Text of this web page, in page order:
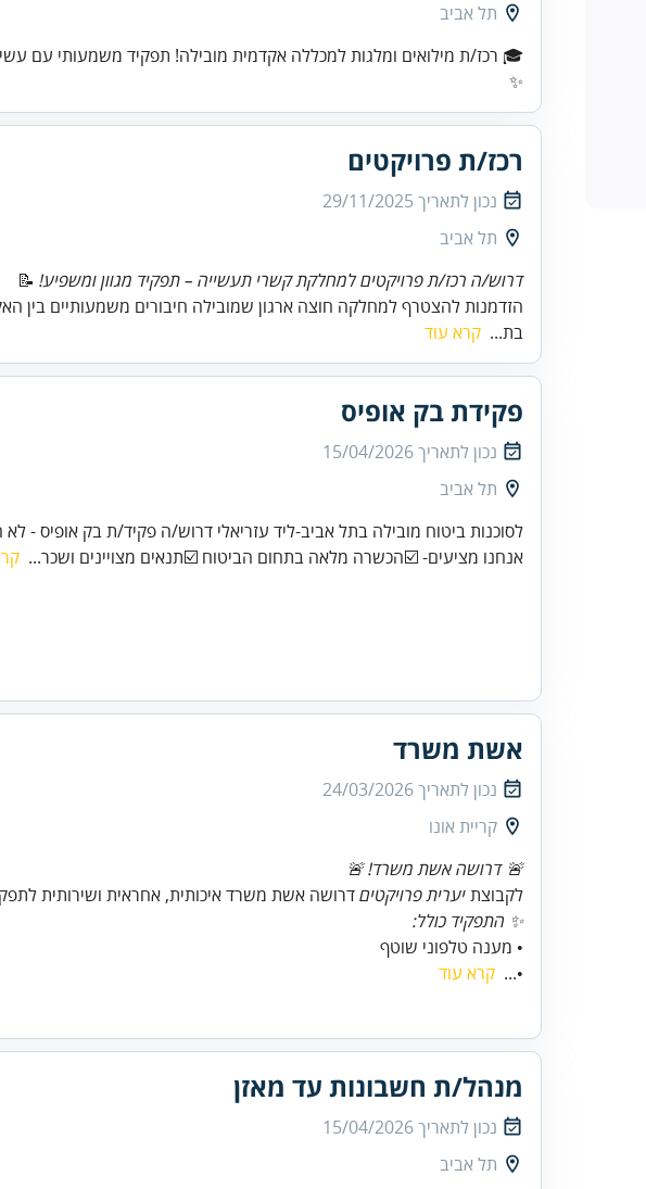
תל אביב
🎓 רכז/ת מילואים ומלגות למכללה אקדמית מובילה! תפקיד משמעותי עם
✨
רכז/ת פרויקטים
נכון לתאריך29/11/2025
תל אביב
דרוש/ה רכז/ת פרויקטים למחלקת קשרי תעשייה – תפקיד מגוון ומשפיע! 📝
הזדמנות להצטרף למחלקה חוצה ארגון שמובילה חיבורים משמעותיים בין
בת... קרא עוד
פקידת בק אופיס
נכון לתאריך15/04/2026
תל אביב
לסוכנות ביטוח מובילה בתל אביב-ליד עזריאלי דרוש/ה פקיד/ת בק אופיס - לא
אנחנו מציעים- ☑️הכשרה מלאה בתחום הביטוח ☑️תנאים מצויינים ושכר...
אשת משרד
נכון לתאריך24/03/2026
קריית אונו
🚨 דרושה אשת משרד! 🚨
לקבוצתיערית פרויקטיםדרושה אשת משרד איכותית, אחראית ושירותית
✨ התפקיד כולל:
• מענה טלפוני שוטף
•... קרא עוד
מנהל/ת חשבונות עד מאזן
נכון לתאריך15/04/2026
תל אביב